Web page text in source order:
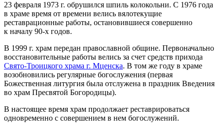
23 февраля 1973 г. обрушился шпиль колокольни. С 1976 года
в храме время от времени велись вялотекущие
реставрационные работы, остановившиеся совершенно
к началу 90-х годов.
В 1999 г. храм передан православной общине. Первоначально
восстановительные работы велись за счет средств прихода
Свято-Троицкого храма г. Мценска. В том же году в храме
возобновились регулярные богослужения (первая
Божественная литургия была отслужена в праздник Введения
во храм Пресвятой Богородицы).
В настоящее время храм продолжает реставрироваться
одновременно с совершением в нем богослужений.